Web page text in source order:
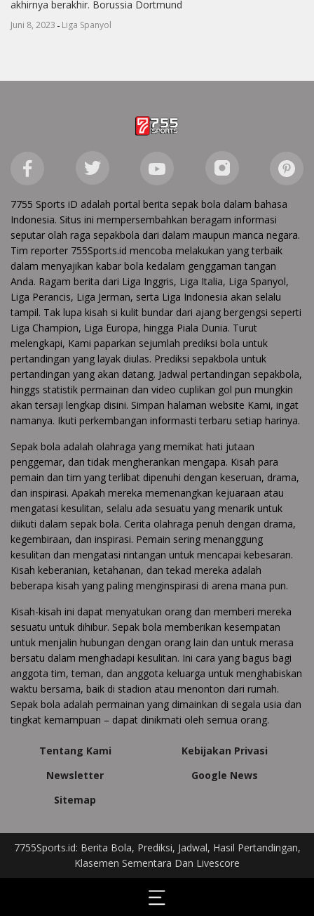
akhirnya berakhir. Borussia Dortmund
Juni 8, 2023 - Liga Spanyol
7755 Sports iD adalah portal berita sepak bola dalam bahasa
Indonesia. Situs ini mempersembahkan beragam informasi
seputar olah raga sepakbola dari dalam maupun manca negara.
Tim reporter 755Sports.id mencoba melakukan yang terbaik
dalam menyajikan kabar bola kedalam genggaman tangan
Anda. Ragam berita dari Liga Inggris, Liga Italia, Liga Spanyol,
Liga Perancis, Liga Jerman, serta Liga Indonesia akan selalu
tampil. Tak lupa kisah si kulit bundar dari ajang bergengsi seperti
Liga Champion, Liga Europa, hingga Piala Dunia. Turut
melengkapi, Kami paparkan sejumlah prediksi bola untuk
pertandingan yang layak diulas. Prediksi sepakbola untuk
pertandingan yang akan datang. Jadwal pertandingan sepakbola,
hinggs statistik permainan dan video cuplikan gol pun mungkin
akan tersaji lengkap disini. Simpan halaman website Kami, ingat
namanya. Ikuti perkembangan informasti terbaru setiap harinya.
Sepak bola adalah olahraga yang memikat hati jutaan
penggemar, dan tidak mengherankan mengapa. Kisah para
pemain dan tim yang terlibat dipenuhi dengan keseruan, drama,
dan inspirasi. Apakah mereka memenangkan kejuaraan atau
mengatasi kesulitan, selalu ada sesuatu yang menarik untuk
diikuti dalam sepak bola. Cerita olahraga penuh dengan drama,
kegembiraan, dan inspirasi. Pemain sering menanggung
kesulitan dan mengatasi rintangan untuk mencapai kebesaran.
Kisah keberanian, ketahanan, dan tekad mereka adalah
beberapa kisah yang paling menginspirasi di arena mana pun.
Kisah-kisah ini dapat menyatukan orang dan memberi mereka
sesuatu untuk dihibur. Sepak bola memberikan kesempatan
untuk menjalin hubungan dengan orang lain dan untuk merasa
bersatu dalam menghadapi kesulitan. Ini cara yang bagus bagi
anggota tim, teman, dan anggota keluarga untuk menghabiskan
waktu bersama, baik di stadion atau menonton dari rumah.
Sepak bola adalah permainan yang dimainkan di segala usia dan
tingkat kemampuan – dapat dinikmati oleh semua orang.
Tentang Kami
Kebijakan Privasi
Newsletter
Google News
Sitemap
7755Sports.id: Berita Bola, Prediksi, Jadwal, Hasil Pertandingan,
Klasemen Sementara Dan Livescore